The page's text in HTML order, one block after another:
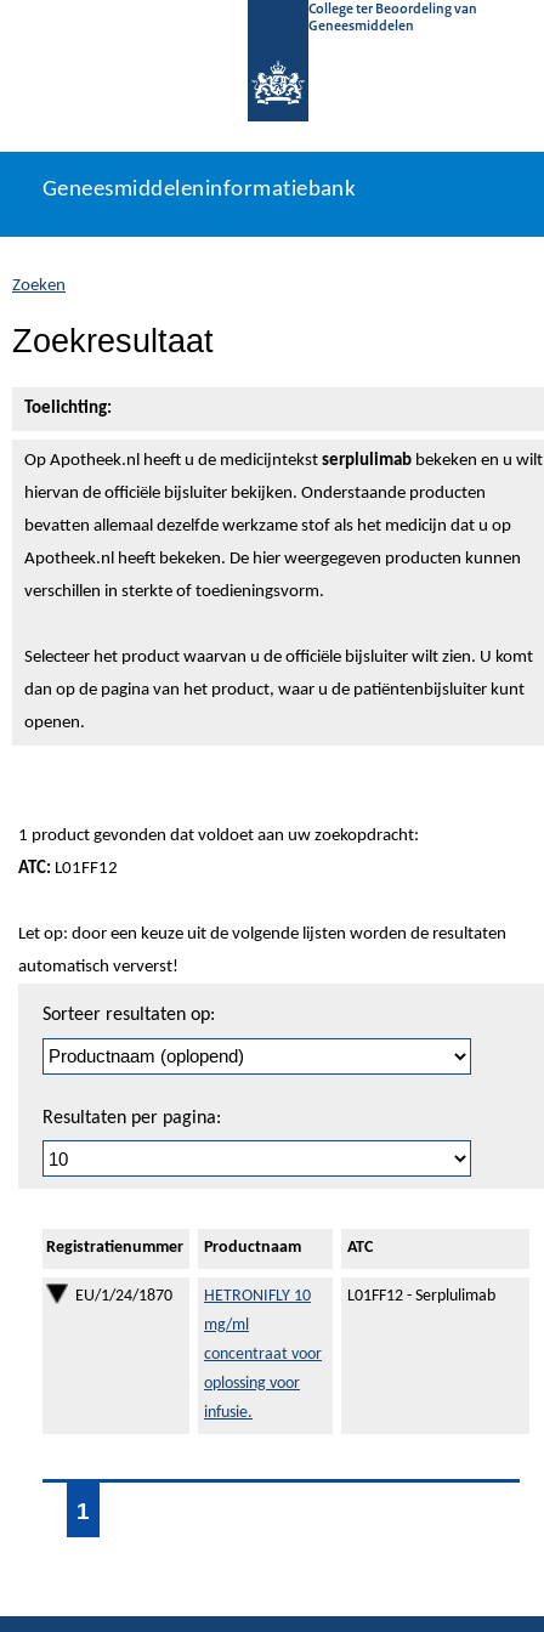
College ter Beoordeling van
Geneesmiddelen
naar
Geneesmiddeleninformatiebank
U
zich
hier:
Geneesmiddeleninformatiebank
Zoeken
Zoekresultaat
Toelichting:
Op Apotheek.nl heeft u de medicijntekst serplulimab bekeken en u wilt
hiervan de officiële bijsluiter bekijken. Onderstaande producten
bevatten allemaal dezelfde werkzame stof als het medicijn dat u op
Apotheek.nl heeft bekeken. De hier weergegeven producten kunnen
verschillen in sterkte of toedieningsvorm.
Selecteer het product waarvan u de officiële bijsluiter wilt zien. U komt
dan op de pagina van het product, waar u de patiëntenbijsluiter kunt
openen.
1 product gevonden dat voldoet aan uw zoekopdracht:
ATC: L01FF12
Let op: door een keuze uit de volgende lijsten worden de resultaten
automatisch ververst!
pagineren
Sorteer resultaten op:
Resultaten per pagina:
Registratienummer Productnaam ATC
EU/1/24/1870
HETRONIFLY 10
mg/ml
concentraat voor
oplossing voor
infusie.
L01FF12 - Serplulimab
1